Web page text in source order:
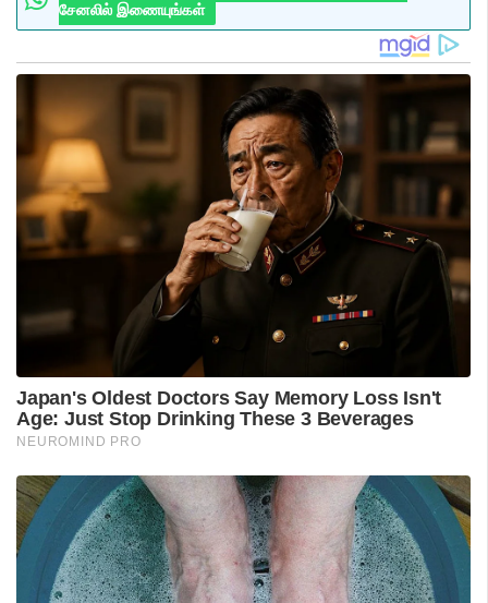
சேனலில் இணையுங்கள்